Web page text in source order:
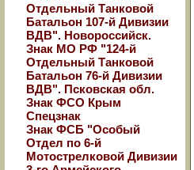
Отдельный Танковой
Батальон 107-й Дивизии
ВДВ". Новороссийск.
Знак МО РФ "124-й
Отдельный Танковой
Батальон 76-й Дивизии
ВДВ". Псковская обл.
Знак ФСО Крым
Спецзнак
Знак ФСБ "Особый
Отдел по 6-й
Мотострелковой Дивизии